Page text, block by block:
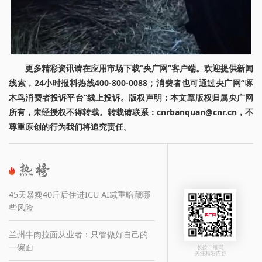
更多精彩资讯请在应用市场下载“央广网”客户端。欢迎提供新闻
线索，24小时报料热线400-800-0088；消费者也可通过央广网“啄
木鸟消费者投诉平台”线上投诉。版权声明：本文章版权归属央广网
所有，未经授权不得转载。转载请联系：cnrbanquan@cnr.cn，不
尊重原创的行为我们将追究责任。
45天暴瘦40斤后住进ICU AI减重暗藏哪
些风险
兰州牛肉拉面从业者：只管做好自己的
一碗面
长按二维码
关注精彩内容